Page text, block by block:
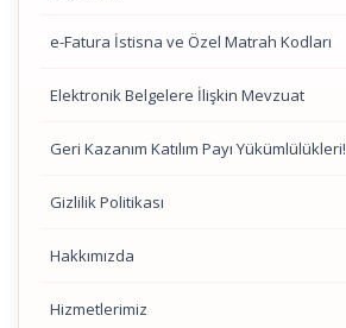
e-Fatura İstisna ve Özel Matrah Kodları
Elektronik Belgelere İlişkin Mevzuat
Geri Kazanım Katılım Payı Yükümlülükleri!
Gizlilik Politikası
Hakkımızda
Hizmetlerimiz